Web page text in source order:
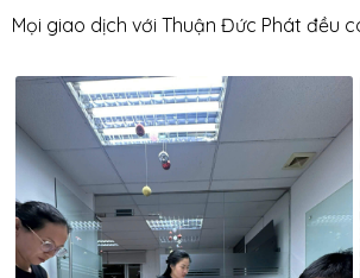
Mọi giao dịch với Thuận Đức Phát đều